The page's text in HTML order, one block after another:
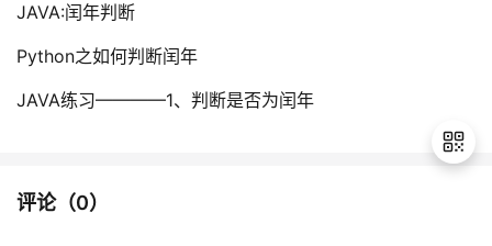
JAVA:闰年判断
Python之如何判断闰年
JAVA练习————1、判断是否为闰年
评论（0）